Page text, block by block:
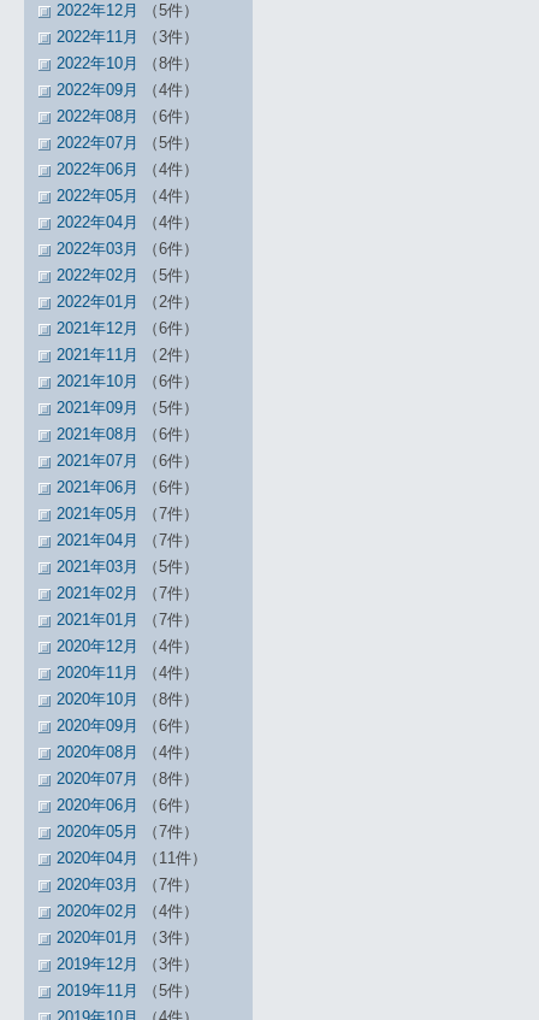
2022年12月
（5件）
2022年11月
（3件）
2022年10月
（8件）
2022年09月
（4件）
2022年08月
（6件）
2022年07月
（5件）
2022年06月
（4件）
2022年05月
（4件）
2022年04月
（4件）
2022年03月
（6件）
2022年02月
（5件）
2022年01月
（2件）
2021年12月
（6件）
2021年11月
（2件）
2021年10月
（6件）
2021年09月
（5件）
2021年08月
（6件）
2021年07月
（6件）
2021年06月
（6件）
2021年05月
（7件）
2021年04月
（7件）
2021年03月
（5件）
2021年02月
（7件）
2021年01月
（7件）
2020年12月
（4件）
2020年11月
（4件）
2020年10月
（8件）
2020年09月
（6件）
2020年08月
（4件）
2020年07月
（8件）
2020年06月
（6件）
2020年05月
（7件）
2020年04月
（11件）
2020年03月
（7件）
2020年02月
（4件）
2020年01月
（3件）
2019年12月
（3件）
2019年11月
（5件）